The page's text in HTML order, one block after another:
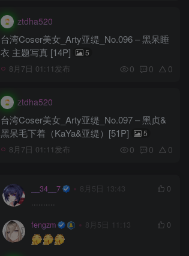
ztdha520
台湾Coser美女_Arty亚缇_No.096 – 黑呆睡
衣 主题写真 [14P]
5
8月7日 01:11发布 0 0 0
ztdha520
台湾Coser美女_Arty亚缇_No.097 – 黑贞&
黑呆毛下着（KaYa&亚缇）[51P]
5
8月7日 01:11发布 0 0 0
__34__7 8月5日 13:43
0
..........
fengzm 8月5日 11:13 0